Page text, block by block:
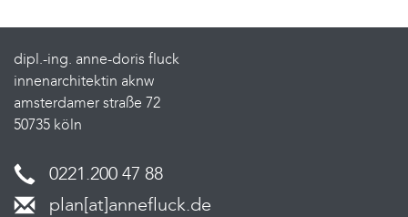
dipl.-ing. anne-doris fluck
innenarchitektin aknw
amsterdamer straße 72
50735 köln
0221.200 47 88
plan[at]annefluck.de